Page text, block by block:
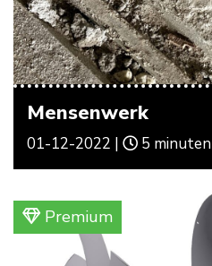
Mensenwerk
01-12-2022 | 5 minuten
Premium